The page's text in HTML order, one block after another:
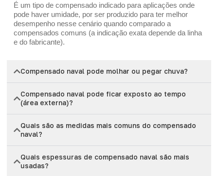
É um tipo de compensado indicado para aplicações onde
pode haver umidade, por ser produzido para ter melhor
desempenho nesse cenário quando comparado a
compensados comuns (a indicação exata depende da linha
e do fabricante).
Compensado naval pode molhar ou pegar chuva?
Compensado naval pode ficar exposto ao tempo
(área externa)?
Quais são as medidas mais comuns do compensado
naval?
Quais espessuras de compensado naval são mais
usadas?